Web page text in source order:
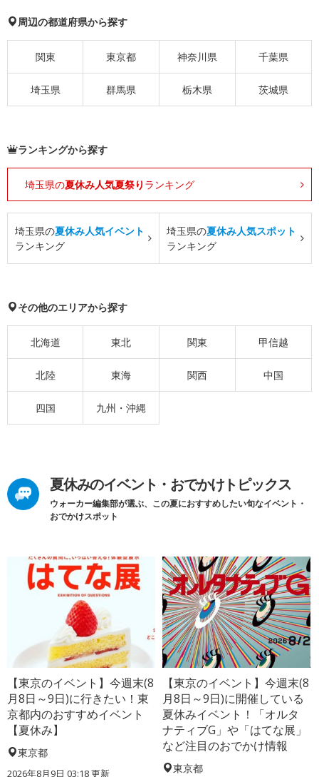
周辺の都道府県から探す
関東 東京都 神奈川県 千葉県
埼玉県 群馬県 栃木県 茨城県
ランキングから探す
埼玉県の夏休み人気夏祭り ランキング
埼玉県の夏休み人気イベント
ランキング
埼玉県の夏休み人気スポット
ランキング
その他のエリアから探す
北海道 東北 関東 甲信越
北陸 東海 関西 中国
四国 九州・沖縄
夏休みのイベント・おでかけトピックス
ウォーカー編集部が選ぶ、この夏におすすめしたい旬なイベント・
おでかけスポット
【東京のイベント】今週末(8
月8日～9日)に行きたい！東
京都内のおすすめイベント
【夏休み】
東京都
2026年8月9日 03:18更新
【東京のイベント】今週末(8
月8日～9日)に開催している
夏休みイベント！「オルタ
ナティブG」や「はてな展」
など注目のおでかけ情報
東京都